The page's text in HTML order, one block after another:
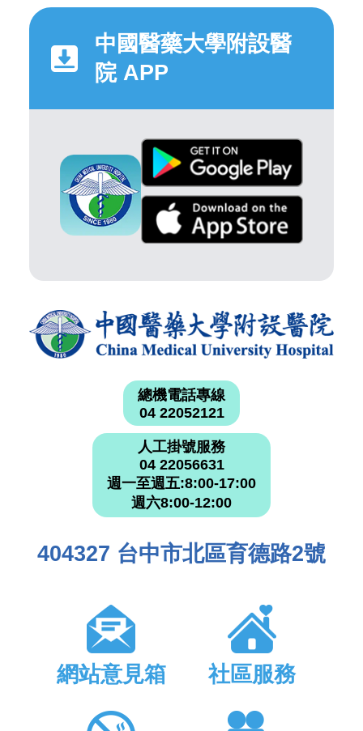
中國醫藥大學附設醫
院 APP
總機電話專線
04 22052121
人工掛號服務
04 22056631
週一至週五:8:00-17:00
週六8:00-12:00
404327 台中市北區育德路2號
網站意見箱 社區服務